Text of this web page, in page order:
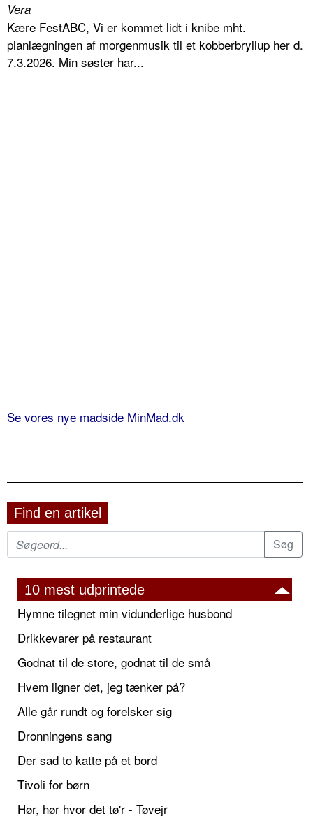
Vera
Kære FestABC, Vi er kommet lidt i knibe mht.
planlægningen af morgenmusik til et kobberbryllup her d.
7.3.2026. Min søster har...
Se vores nye madside MinMad.dk
Find en artikel
10 mest udprintede
Hymne tilegnet min vidunderlige husbond
Drikkevarer på restaurant
Godnat til de store, godnat til de små
Hvem ligner det, jeg tænker på?
Alle går rundt og forelsker sig
Dronningens sang
Der sad to katte på et bord
Tivoli for børn
Hør, hør hvor det tø'r - Tøvejr